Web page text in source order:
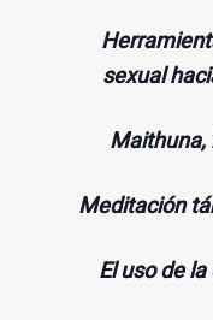
sexual
Maithuna,
Meditación
El uso de